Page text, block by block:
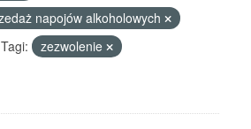
napojów alkoholowych
Tagi:
zezwolenie